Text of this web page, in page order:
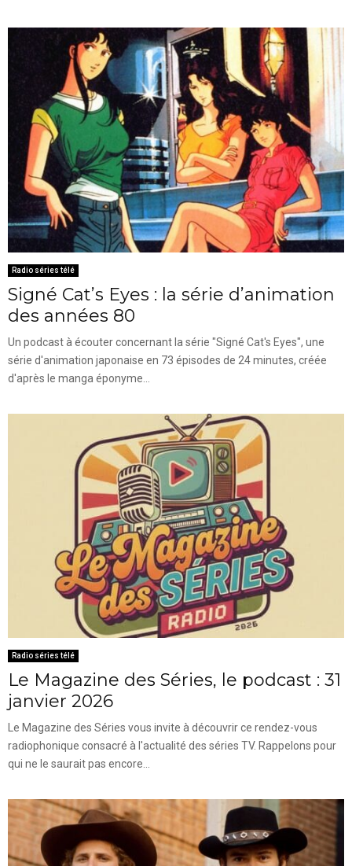
Radio séries télé
Signé Cat’s Eyes : la série d’animation
des années 80
Un podcast à écouter concernant la série "Signé Cat's Eyes", une
série d'animation japonaise en 73 épisodes de 24 minutes, créée
d'après le manga éponyme...
Radio séries télé
Le Magazine des Séries, le podcast : 31
janvier 2026
Le Magazine des Séries vous invite à découvrir ce rendez-vous
radiophonique consacré à l'actualité des séries TV. Rappelons pour
qui ne le saurait pas encore...